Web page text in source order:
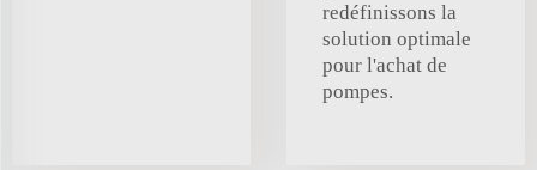
redéfinissons la
solution optimale
pour l'achat de
pompes.